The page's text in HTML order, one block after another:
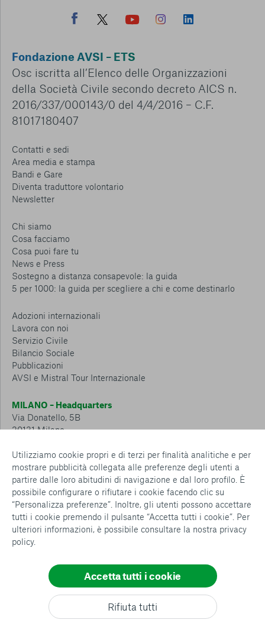
Utilizziamo cookie propri e di terzi per finalità analitiche e per
mostrare pubblicità collegata alle preferenze degli utenti a
partire dalle loro abitudini di navigazione e dal loro profilo. È
possibile configurare o rifiutare i cookie facendo clic su
“Personalizza preferenze”. Inoltre, gli utenti possono accettare
tutti i cookie premendo il pulsante “Accetta tutti i cookie”. Per
ulteriori informazioni, è possibile consultare la nostra privacy
policy.
Rifiuta tutti
Accetta tutti i cookie
Consenti tutti
Fondazione AVSI – ETS
Osc iscritta all’Elenco delle Organizzazioni
della Società Civile secondo decreto AICS n.
2016/337/000143/0 del 4/4/2016 – C.F.
81017180407
Contatti e sedi
Area media e stampa
Bandi e Gare
Diventa traduttore volontario
Newsletter
Chi siamo
Cosa facciamo
Cosa puoi fare tu
News e Press
Sostegno a distanza consapevole: la guida
5 per 1000: la guida per scegliere a chi e come destinarlo
Adozioni internazionali
Lavora con noi
Servizio Civile
Bilancio Sociale
Pubblicazioni
AVSI e Mistral Tour Internazionale
MILANO – Headquarters
Via Donatello, 5B
20131 Milano
CESENA – Sostegno a distanza
Via Padre Vicinio da Sarsina, 216
47521 Cesena
Tel.: 0547 360 811
Detrazioni e deduzioni fiscali sulle donazioni: cosa sapere e
come usufruirne
Whistleblowing Policy
Privacy policy
Cookie policy
Configurazione Cookies